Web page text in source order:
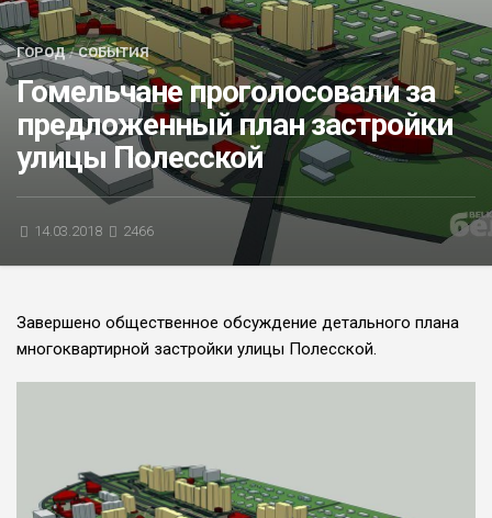
БЛИЦ-ОПРОС
АФИША
ГОРОД/СОБЫТИЯ
Гомельчане проголосовали за
предложенный план застройки
улицы Полесской
14.03.2018 2466
Завершено общественное обсужде­ние детального плана
многоквартир­ной застройки улицы Полесской.